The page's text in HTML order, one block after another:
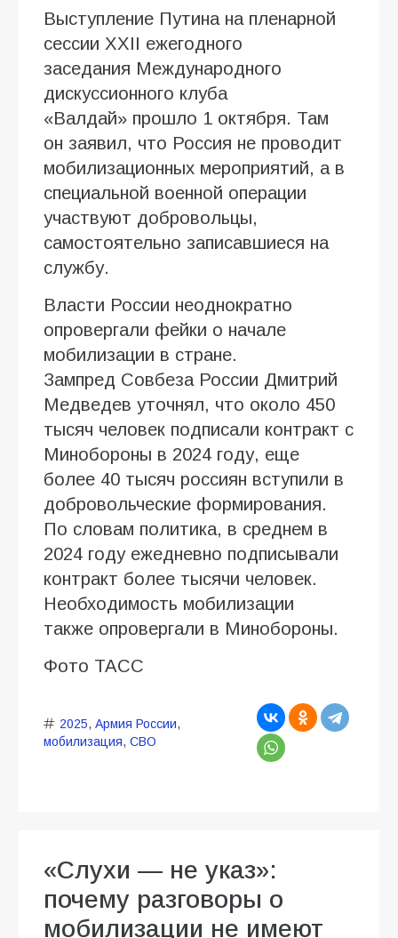
Выступление Путина на пленарной
сессии XХII ежегодного
заседания Международного
дискуссионного клуба
«Валдай» прошло 1 октября. Там
он заявил, что Россия не проводит
мобилизационных мероприятий, а в
специальной военной операции
участвуют добровольцы,
самостоятельно записавшиеся на
службу.
Власти России неоднократно
опровергали фейки о начале
мобилизации в стране.
Зампред Совбеза России Дмитрий
Медведев уточнял, что около 450
тысяч человек подписали контракт с
Минобороны в 2024 году, еще
более 40 тысяч россиян вступили в
добровольческие формирования.
По словам политика, в среднем в
2024 году ежедневно подписывали
контракт более тысячи человек.
Необходимость мобилизации
также опровергали в Минобороны.
Фото ТАСС
2025, Армия России,
мобилизация, СВО
«Слухи — не указ»:
почему разговоры о
мобилизации не имеют